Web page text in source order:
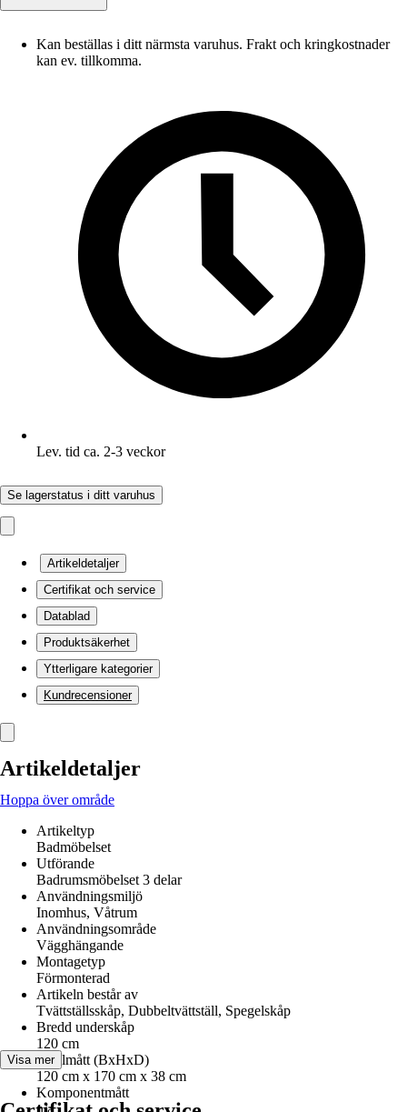
Kan beställas i ditt närmsta varuhus. Frakt och kringkostnader
kan ev. tillkomma.
Lev. tid ca. 2-3 veckor
Se lagerstatus i ditt varuhus
Artikeldetaljer
Certifikat och service
Datablad
Produktsäkerhet
Ytterligare kategorier
Kundrecensioner
Artikeldetaljer
Hoppa över område
Artikeltyp
Badmöbelset
Utförande
Badrumsmöbelset 3 delar
Användningsmiljö
Inomhus, Våtrum
Användningsområde
Vägghängande
Montagetyp
Förmonterad
Artikeln består av
Tvättställsskåp, Dubbeltvättställ, Spegelskåp
Bredd underskåp
120 cm
Totalmått (BxHxD)
120 cm x 170 cm x 38 cm
Komponentmått
n/a
Visa mer